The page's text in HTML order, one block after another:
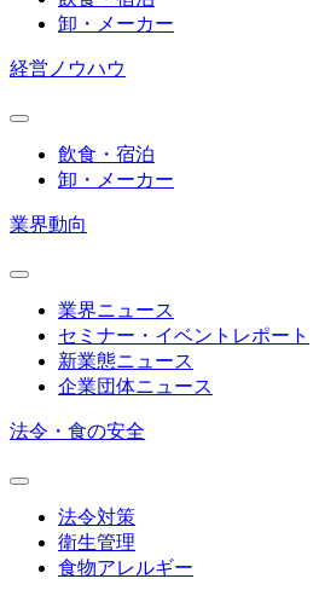
卸・メーカー
経営ノウハウ
飲食・宿泊
卸・メーカー
業界動向
業界ニュース
セミナー・イベントレポート
新業態ニュース
企業団体ニュース
法令・食の安全
法令対策
衛生管理
食物アレルギー